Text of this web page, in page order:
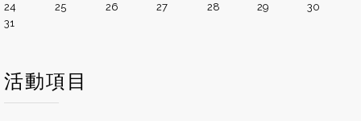
24
25 26 27 28 29
30
31
活動項目